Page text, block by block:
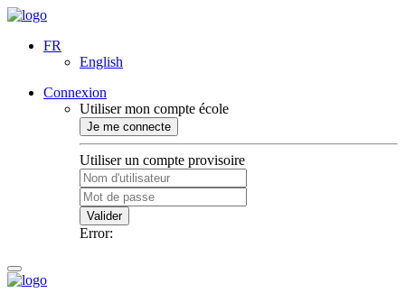
FR
English
Connexion
Utiliser mon compte école
Je me connecte
Utiliser un compte provisoire
Valider
Error: